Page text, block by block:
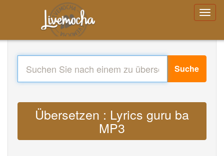
Suche
Übersetzen : Lyrics guru ba
MP3